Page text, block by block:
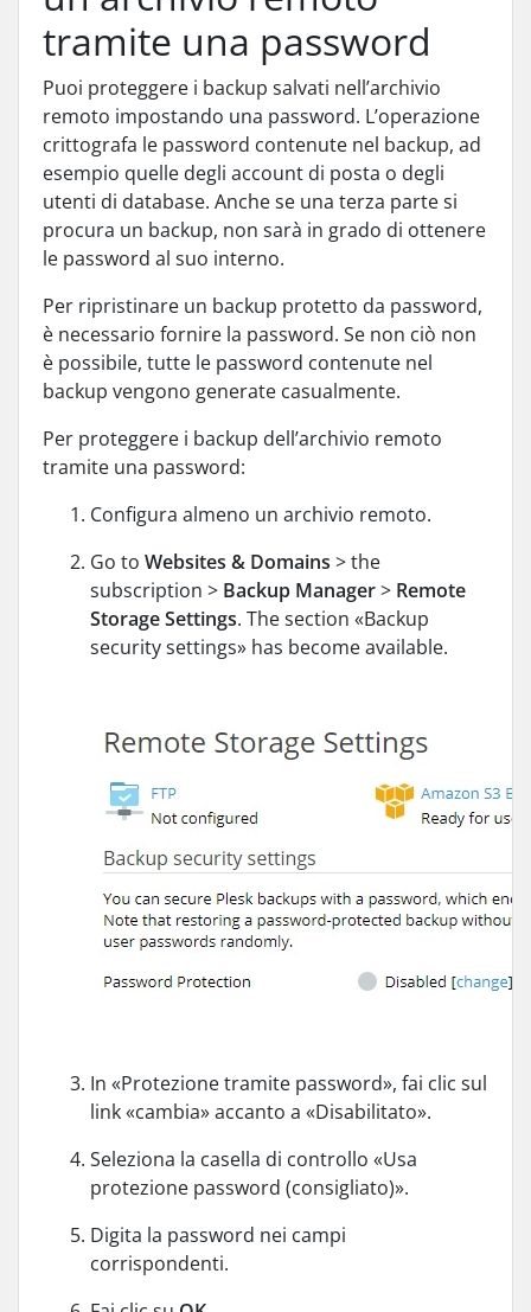
tramite una password
Puoi proteggere i backup salvati nell’archivio
remoto impostando una password. L’operazione
crittografa le password contenute nel backup, ad
esempio quelle degli account di posta o degli
utenti di database. Anche se una terza parte si
procura un backup, non sarà in grado di ottenere
le password al suo interno.
Per ripristinare un backup protetto da password,
è necessario fornire la password. Se non ciò non
è possibile, tutte le password contenute nel
backup vengono generate casualmente.
Per proteggere i backup dell’archivio remoto
tramite una password:
Configura almeno un archivio remoto.
Go to Websites & Domains > the
subscription > Backup Manager> Remote
Storage Settings. The section «Backup
security settings» has become available.
In «Protezione tramite password», fai clic sul
link «cambia» accanto a «Disabilitato».
Seleziona la casella di controllo «Usa
protezione password (consigliato)».
Digita la password nei campi
corrispondenti.